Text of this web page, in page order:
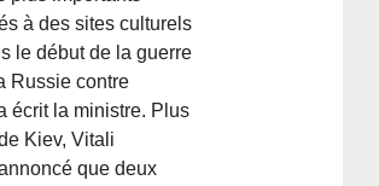
à des sites culturels
le début de la guerre
Russie contre
écrit la ministre. Plus
Kiev, Vitali
que deux